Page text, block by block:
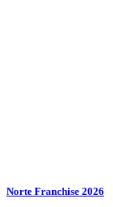
Norte Franchise 2026